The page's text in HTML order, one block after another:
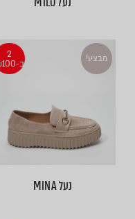
2
ב-₪100
מבצע!
נעל MINA